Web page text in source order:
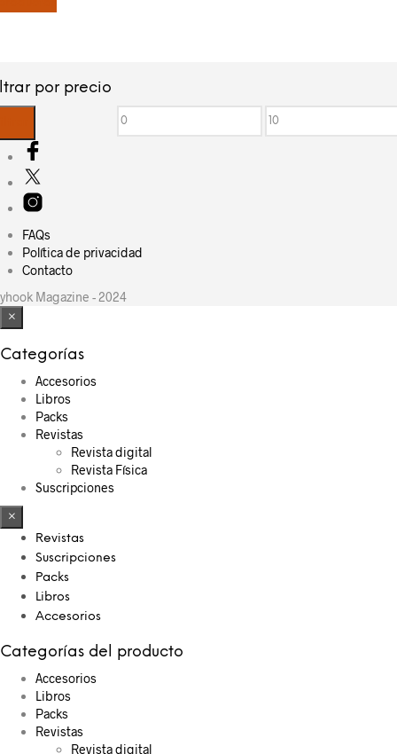
por precio
Precio Precio
FAQs
Política de privacidad
Contacto
Magazine - 2024
×
Categorías
Accesorios
Libros
Packs
Revistas
Revista digital
Revista Física
Suscripciones
×
Revistas
Suscripciones
Packs
Libros
Accesorios
Categorías del producto
Accesorios
Libros
Packs
Revistas
Revista digital